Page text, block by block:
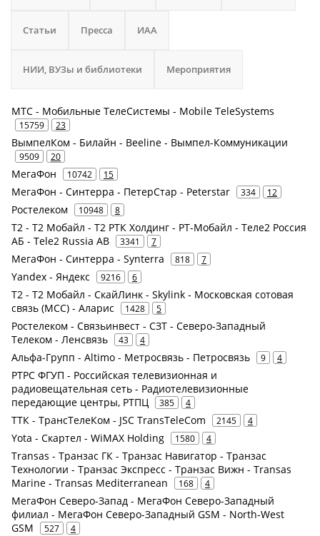
Статьи Пресса ИАА
НИИ, ВУЗы и библиотеки Мероприятия
МТС - Мобильные ТелеСистемы - Mobile TeleSystems
15759 23
ВымпелКом - Билайн - Beeline - Вымпел-Коммуникации
9509 20
МегаФон 10742 15
МегаФон - Синтерра - ПетерСтар - Peterstar 334 12
Ростелеком 10948 8
Т2 - Т2 Мобайл - Т2 РТК Холдинг - РТ-Мобайл - Теле2 Россия
АБ - Tele2 Russia AB
3341 7
МегаФон - Синтерра - Synterra 818 7
Yandex - Яндекс 9216 6
Т2 - Т2 Мобайл - СкайЛинк - Skylink - Московская сотовая
связь (МСС) - Аларис
1428 5
Ростелеком - Связьинвест - СЗТ - Северо-Западный
Телеком - Ленсвязь
43 4
Альфа-Групп - Altimo - Метросвязь - Петросвязь 9 4
РТРС ФГУП - Российская телевизионная и
радиовещательная сеть - Радиотелевизионные
передающие центры, РТПЦ
385 4
ТТК - ТрансТелеКом - JSC TransTeleCom 2145 4
Yota - Скартел - WiMAX Holding 1580 4
Transas - Транзас ГК - Транзас Навигатор - Транзас
Технологии - Транзас Экспресс - Транзас Вижн - Transas
Marine - Transas Mediterranean
168 4
МегаФон Северо-Запад - МегаФон Северо-Западный
филиал - МегаФон Северо-Западный GSM - North-West
GSM
527 4